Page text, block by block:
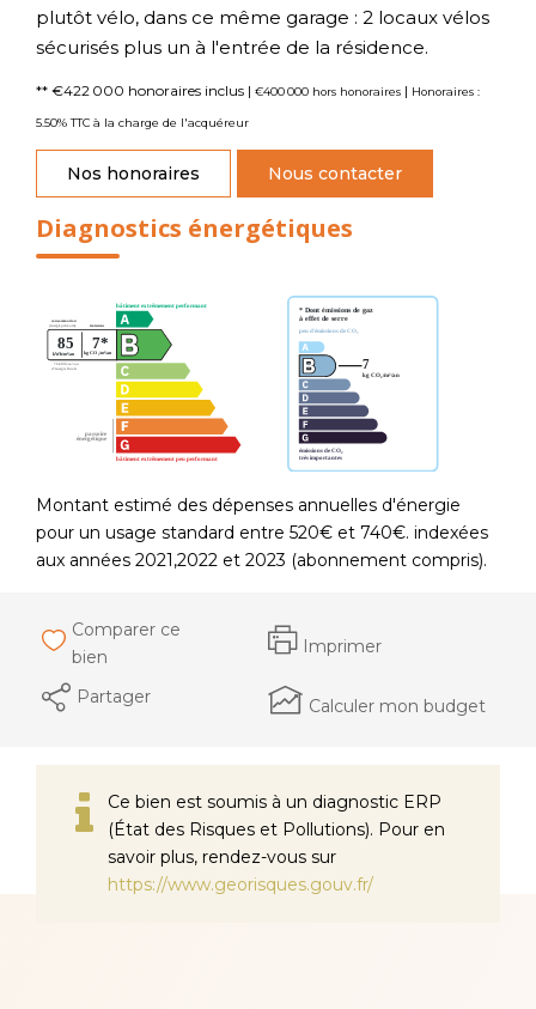
plutôt vélo, dans ce même garage : 2 locaux vélos
sécurisés plus un à l'entrée de la résidence.
** €422 000 honoraires inclus | €400 000 hors honoraires | Honoraires :
5.50% TTC à la charge de l'acquéreur
Nos honoraires Nous contacter
Diagnostics énergétiques
Montant estimé des dépenses annuelles d'énergie
pour un usage standard entre 520€ et 740€. indexées
aux années 2021,2022 et 2023 (abonnement compris).
Comparer ce
bien
Imprimer
Partager Calculer mon budget
Ce bien est soumis à un diagnostic ERP
(État des Risques et Pollutions). Pour en
savoir plus, rendez-vous sur
https://www.georisques.gouv.fr/